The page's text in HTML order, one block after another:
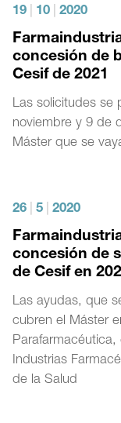
19 10 2020
concesión de
Cesif de 2021
Las solicitudes se
noviembre y 9 de
Máster que se
26 5 2020
concesión de
de Cesif en
Las ayudas, que
cubren el Máster
Industrias
de la Salud